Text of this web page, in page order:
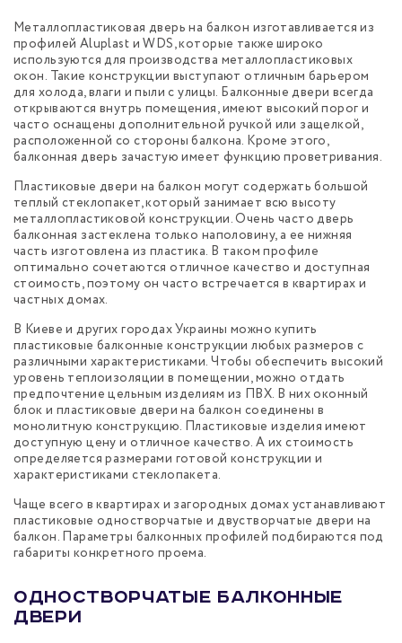
Металлопластиковая дверь на балкон изготавливается из
профилей Aluplast и WDS, которые также широко
используются для производства металлопластиковых
окон. Такие конструкции выступают отличным барьером
для холода, влаги и пыли с улицы. Балконные двери всегда
открываются внутрь помещения, имеют высокий порог и
часто оснащены дополнительной ручкой или защелкой,
расположенной со стороны балкона. Кроме этого,
балконная дверь зачастую имеет функцию проветривания.
Пластиковые двери на балкон могут содержать большой
теплый стеклопакет, который занимает всю высоту
металлопластиковой конструкции. Очень часто дверь
балконная застеклена только наполовину, а ее нижняя
часть изготовлена из пластика. В таком профиле
оптимально сочетаются отличное качество и доступная
стоимость, поэтому он часто встречается в квартирах и
частных домах.
В Киеве и других городах Украины можно купить
пластиковые балконные конструкции любых размеров с
различными характеристиками. Чтобы обеспечить высокий
уровень теплоизоляции в помещении, можно отдать
предпочтение цельным изделиям из ПВХ. В них оконный
блок и пластиковые двери на балкон соединены в
монолитную конструкцию. Пластиковые изделия имеют
доступную цену и отличное качество. А их стоимость
определяется размерами готовой конструкции и
характеристиками стеклопакета.
Чаще всего в квартирах и загородных домах устанавливают
пластиковые одностворчатые и двустворчатые двери на
балкон. Параметры балконных профилей подбираются под
габариты конкретного проема.
Одностворчатые балконные
двери